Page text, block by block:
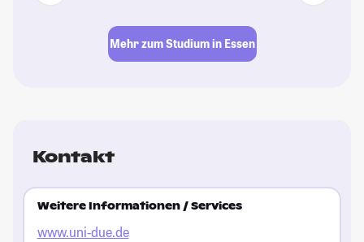
Mehr zum Studium in Essen
Kontakt
Weitere Informationen / Services
www.uni-due.de